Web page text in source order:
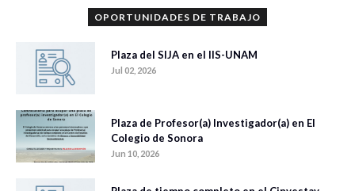
OPORTUNIDADES DE TRABAJO
Plaza del SIJA en el IIS-UNAM
Jul 02, 2026
Plaza de Profesor(a) Investigador(a) en El
Colegio de Sonora
Jun 10, 2026